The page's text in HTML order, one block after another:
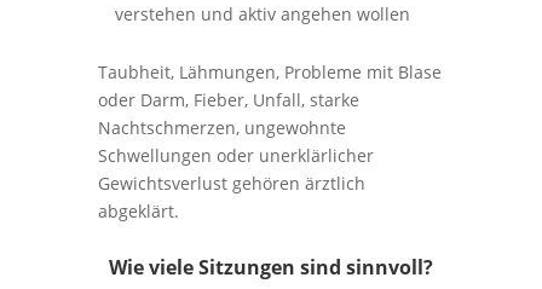
verstehen und aktiv angehen wollen
Taubheit, Lähmungen, Probleme mit Blase
oder Darm, Fieber, Unfall, starke
Nachtschmerzen, ungewohnte
Schwellungen oder unerklärlicher
Gewichtsverlust gehören ärztlich
abgeklärt.
Wie viele Sitzungen sind sinnvoll?